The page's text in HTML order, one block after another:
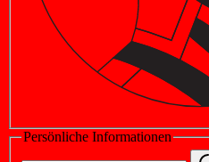
Persönliche Informationen